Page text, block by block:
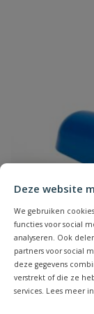
Deze website
We gebruiken
functies voor social
analyseren. Ook
partners voor social
deze gegevens
verstrekt of die ze
services. Lees meer